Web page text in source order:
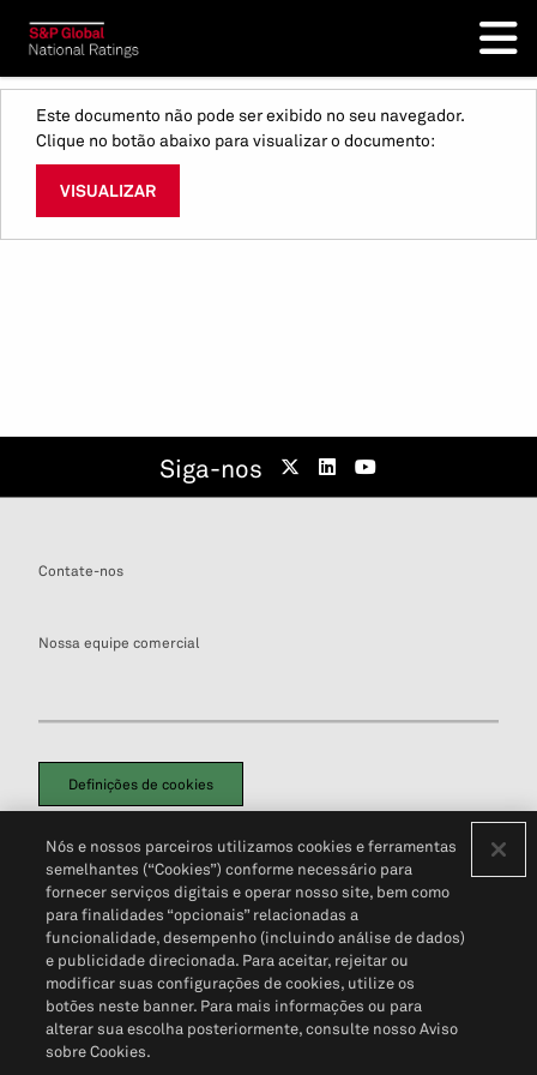
Este documento não pode ser exibido no seu navegador.
Clique no botão abaixo para visualizar o documento:
VISUALIZAR
Siga-nos
Contate-nos
Nossa equipe comercial
Definições de cookies
Política de PrivacidadePortal de privacidade do cliente (em inglês)
Não Venda Minhas Informações Pessoais© 2026 S&P Global
Nós e nossos parceiros utilizamos cookies e ferramentas
semelhantes (“Cookies”) conforme necessário para
fornecer serviços digitais e operar nosso site, bem como
para finalidades “opcionais” relacionadas a
funcionalidade, desempenho (incluindo análise de dados)
e publicidade direcionada. Para aceitar, rejeitar ou
modificar suas configurações de cookies, utilize os
botões neste banner. Para mais informações ou para
alterar sua escolha posteriormente, consulte nosso Aviso
sobre Cookies.